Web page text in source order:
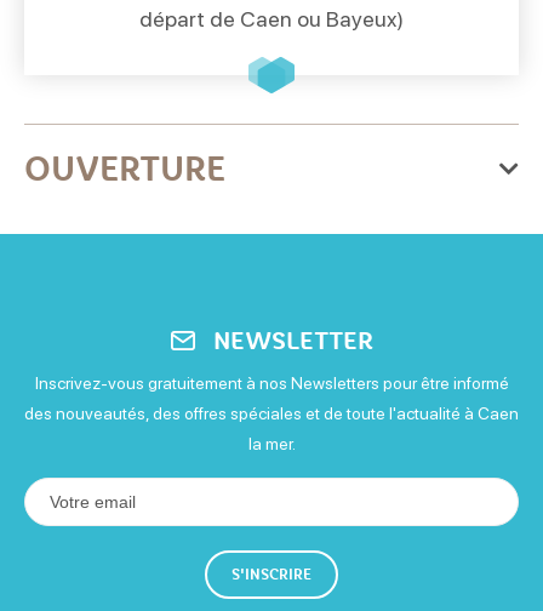
départ de Caen ou Bayeux)
OUVERTURE
Du jeudi 01 janvier 2026
Mardi
Ouvert
Ouvert
Jeudi
NEWSLETTER
Inscrivez-vous gratuitement à nos Newsletters pour être informé
des nouveautés, des offres spéciales et de toute l'actualité à Caen
la mer.
S'INSCRIRE